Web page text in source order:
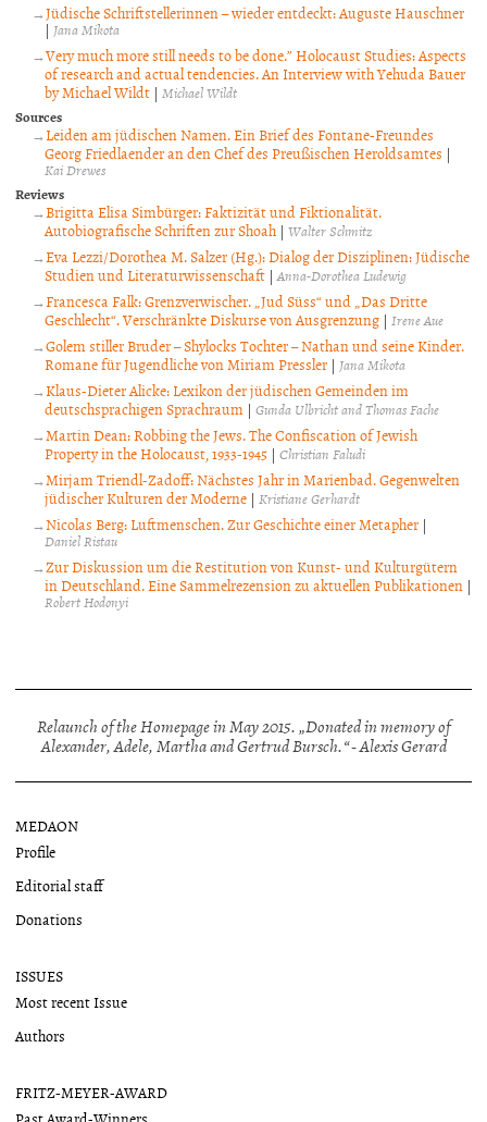
Jüdische Schriftstellerinnen – wieder entdeckt: Auguste Hauschner
| Jana Mikota
Very much more still needs to be done.” Holocaust Studies: Aspects
of research and actual tendencies. An Interview with Yehuda Bauer
by Michael Wildt | Michael Wildt
Sources
Leiden am jüdischen Namen. Ein Brief des Fontane-Freundes
Georg Friedlaender an den Chef des Preußischen Heroldsamtes |
Kai Drewes
Reviews
Brigitta Elisa Simbürger: Faktizität und Fiktionalität.
Autobiografische Schriften zur Shoah | Walter Schmitz
Eva Lezzi/Dorothea M. Salzer (Hg.): Dialog der Disziplinen: Jüdische
Studien und Literaturwissenschaft |Anna-Dorothea Ludewig
Francesca Falk: Grenzverwischer. „Jud Süss“ und „Das Dritte
Geschlecht“. Verschränkte Diskurse von Ausgrenzung | Irene Aue
Golem stiller Bruder – Shylocks Tochter – Nathan und seine Kinder.
Romane für Jugendliche von Miriam Pressler | Jana Mikota
Klaus-Dieter Alicke: Lexikon der jüdischen Gemeinden im
deutschsprachigen Sprachraum | Gunda Ulbricht and Thomas Fache
Martin Dean: Robbing the Jews. The Confiscation of Jewish
Property in the Holocaust, 1933-1945 | Christian Faludi
Mirjam Triendl-Zadoff: Nächstes Jahr in Marienbad. Gegenwelten
jüdischer Kulturen der Moderne | Kristiane Gerhardt
Nicolas Berg: Luftmenschen. Zur Geschichte einer Metapher |
Daniel Ristau
Zur Diskussion um die Restitution von Kunst- und Kulturgütern
in Deutschland. Eine Sammelrezension zu aktuellen Publikationen |
Robert Hodonyi
Relaunch of the Homepage in May 2015. „Donated in memory of
Alexander, Adele, Martha and Gertrud Bursch.“ - Alexis Gerard
MEDAON
Profile
Editorial staff
Donations
ISSUES
Most recent Issue
Authors
FRITZ-MEYER-AWARD